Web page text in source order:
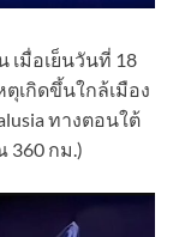
เมื่อเย็นวันที่ 18
เกิดขึ้นใกล้เมือง
ทางตอนใต้
360 กม.)